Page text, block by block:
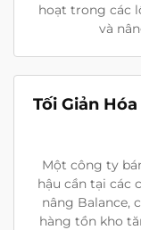
hoạt trong các
và
Tối Giản
Một công ty
hậu cần tại các
nâng Balance,
hàng tồn kho